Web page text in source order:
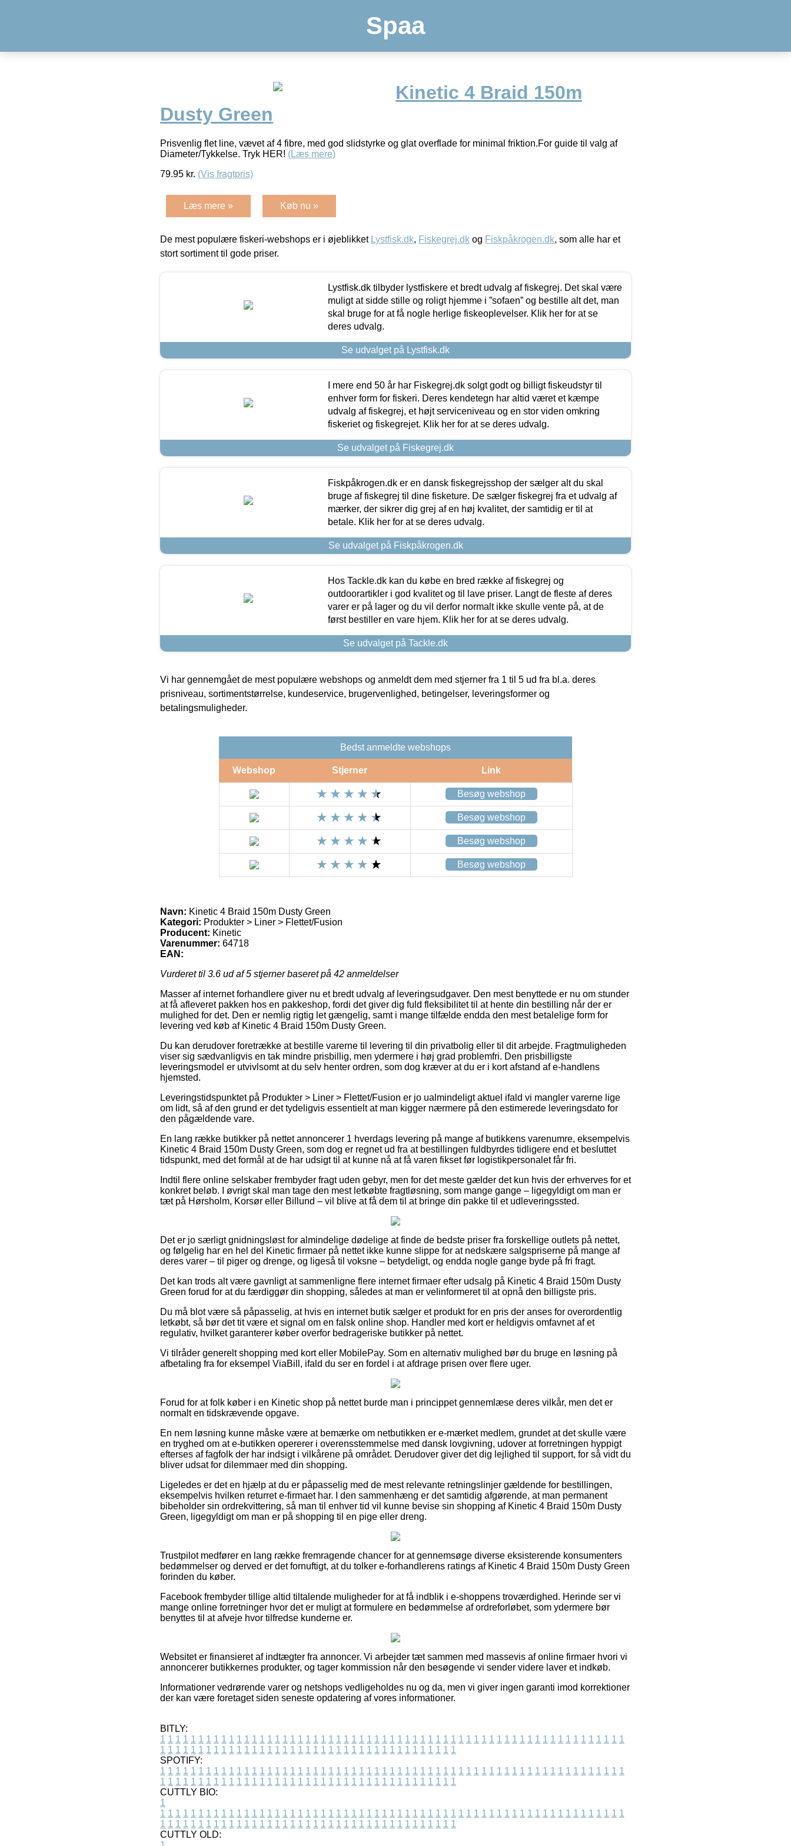
Spaa
Kinetic 4 Braid 150m
Dusty Green
Prisvenlig flet line, vævet af 4 fibre, med god slidstyrke og glat overflade for minimal friktion.For guide til valg af
Diameter/Tykkelse. Tryk HER! (Læs mere)
79.95 kr. (Vis fragtpris)
Læs mere » Køb nu »
De mest populære fiskeri-webshops er i øjeblikket Lystfisk.dk, Fiskegrej.dk og Fiskpåkrogen.dk, som alle har et
stort sortiment til gode priser.
Lystfisk.dk tilbyder lystfiskere et bredt udvalg af fiskegrej. Det skal være
muligt at sidde stille og roligt hjemme i ”sofaen” og bestille alt det, man
skal bruge for at få nogle herlige fiskeoplevelser. Klik her for at se
deres udvalg.
Se udvalget på Lystfisk.dk
I mere end 50 år har Fiskegrej.dk solgt godt og billigt fiskeudstyr til
enhver form for fiskeri. Deres kendetegn har altid været et kæmpe
udvalg af fiskegrej, et højt serviceniveau og en stor viden omkring
fiskeriet og fiskegrejet. Klik her for at se deres udvalg.
Se udvalget på Fiskegrej.dk
Fiskpåkrogen.dk er en dansk fiskegrejsshop der sælger alt du skal
bruge af fiskegrej til dine fisketure. De sælger fiskegrej fra et udvalg af
mærker, der sikrer dig grej af en høj kvalitet, der samtidig er til at
betale. Klik her for at se deres udvalg.
Se udvalget på Fiskpåkrogen.dk
Hos Tackle.dk kan du købe en bred række af fiskegrej og
outdoorartikler i god kvalitet og til lave priser. Langt de fleste af deres
varer er på lager og du vil derfor normalt ikke skulle vente på, at de
først bestiller en vare hjem. Klik her for at se deres udvalg.
Se udvalget på Tackle.dk
Vi har gennemgået de mest populære webshops og anmeldt dem med stjerner fra 1 til 5 ud fra bl.a. deres
prisniveau, sortimentstørrelse, kundeservice, brugervenlighed, betingelser, leveringsformer og
betalingsmuligheder.
Bedst anmeldte webshops
Webshop Stjerner Link
Besøg webshop
Besøg webshop
Besøg webshop
Besøg webshop
Navn: Kinetic 4 Braid 150m Dusty Green
Kategori: Produkter > Liner > Flettet/Fusion
Producent: Kinetic
Varenummer: 64718
EAN:
Vurderet til 3.6 ud af 5 stjerner baseret på 42 anmeldelser
Masser af internet forhandlere giver nu et bredt udvalg af leveringsudgaver. Den mest benyttede er nu om stunder
at få afleveret pakken hos en pakkeshop, fordi det giver dig fuld fleksibilitet til at hente din bestilling når der er
mulighed for det. Den er nemlig rigtig let gængelig, samt i mange tilfælde endda den mest betalelige form for
levering ved køb af Kinetic 4 Braid 150m Dusty Green.
Du kan derudover foretrække at bestille varerne til levering til din privatbolig eller til dit arbejde. Fragtmuligheden
viser sig sædvanligvis en tak mindre prisbillig, men ydermere i høj grad problemfri. Den prisbilligste
leveringsmodel er utvivlsomt at du selv henter ordren, som dog kræver at du er i kort afstand af e-handlens
hjemsted.
Leveringstidspunktet på Produkter > Liner > Flettet/Fusion er jo ualmindeligt aktuel ifald vi mangler varerne lige
om lidt, så af den grund er det tydeligvis essentielt at man kigger nærmere på den estimerede leveringsdato for
den pågældende vare.
En lang række butikker på nettet annoncerer 1 hverdags levering på mange af butikkens varenumre, eksempelvis
Kinetic 4 Braid 150m Dusty Green, som dog er regnet ud fra at bestillingen fuldbyrdes tidligere end et besluttet
tidspunkt, med det formål at de har udsigt til at kunne nå at få varen fikset før logistikpersonalet får fri.
Indtil flere online selskaber frembyder fragt uden gebyr, men for det meste gælder det kun hvis der erhverves for et
konkret beløb. I øvrigt skal man tage den mest letkøbte fragtløsning, som mange gange – ligegyldigt om man er
tæt på Hørsholm, Korsør eller Billund – vil blive at få dem til at bringe din pakke til et udleveringssted.
Det er jo særligt gnidningsløst for almindelige dødelige at finde de bedste priser fra forskellige outlets på nettet,
og følgelig har en hel del Kinetic firmaer på nettet ikke kunne slippe for at nedskære salgspriserne på mange af
deres varer – til piger og drenge, og ligeså til voksne – betydeligt, og endda nogle gange byde på fri fragt.
Det kan trods alt være gavnligt at sammenligne flere internet firmaer efter udsalg på Kinetic 4 Braid 150m Dusty
Green forud for at du færdiggør din shopping, således at man er velinformeret til at opnå den billigste pris.
Du må blot være så påpasselig, at hvis en internet butik sælger et produkt for en pris der anses for overordentlig
letkøbt, så bør det tit være et signal om en falsk online shop. Handler med kort er heldigvis omfavnet af et
regulativ, hvilket garanterer køber overfor bedrageriske butikker på nettet.
Vi tilråder generelt shopping med kort eller MobilePay. Som en alternativ mulighed bør du bruge en løsning på
afbetaling fra for eksempel ViaBill, ifald du ser en fordel i at afdrage prisen over flere uger.
Forud for at folk køber i en Kinetic shop på nettet burde man i princippet gennemlæse deres vilkår, men det er
normalt en tidskrævende opgave.
En nem løsning kunne måske være at bemærke om netbutikken er e-mærket medlem, grundet at det skulle være
en tryghed om at e-butikken opererer i overensstemmelse med dansk lovgivning, udover at forretningen hyppigt
efterses af fagfolk der har indsigt i vilkårene på området. Derudover giver det dig lejlighed til support, for så vidt du
bliver udsat for dilemmaer med din shopping.
Ligeledes er det en hjælp at du er påpasselig med de mest relevante retningslinjer gældende for bestillingen,
eksempelvis hvilken returret e-firmaet har. I den sammenhæng er det samtidig afgørende, at man permanent
bibeholder sin ordrekvittering, så man til enhver tid vil kunne bevise sin shopping af Kinetic 4 Braid 150m Dusty
Green, ligegyldigt om man er på shopping til en pige eller dreng.
Trustpilot medfører en lang række fremragende chancer for at gennemsøge diverse eksisterende konsumenters
bedømmelser og derved er det fornuftigt, at du tolker e-forhandlerens ratings af Kinetic 4 Braid 150m Dusty Green
forinden du køber.
Facebook frembyder tillige altid tiltalende muligheder for at få indblik i e-shoppens troværdighed. Herinde ser vi
mange online forretninger hvor det er muligt at formulere en bedømmelse af ordreforløbet, som ydermere bør
benyttes til at afveje hvor tilfredse kunderne er.
Websitet er finansieret af indtægter fra annoncer. Vi arbejder tæt sammen med massevis af online firmaer hvori vi
annoncerer butikkernes produkter, og tager kommission når den besøgende vi sender videre laver et indkøb.
Informationer vedrørende varer og netshops vedligeholdes nu og da, men vi giver ingen garanti imod korrektioner
der kan være foretaget siden seneste opdatering af vores informationer.
BITLY:
1 1 1 1 1 1 1 1 1 1 1 1 1 1 1 1 1 1 1 1 1 1 1 1 1 1 1 1 1 1 1 1 1 1 1 1 1 1 1 1 1 1 1 1 1 1 1 1 1 1 1 1 1 1 1 1 1 1 1 1 1
1 1 1 1 1 1 1 1 1 1 1 1 1 1 1 1 1 1 1 1 1 1 1 1 1 1 1 1 1 1 1 1 1 1 1 1 1 1 1
SPOTIFY:
1 1 1 1 1 1 1 1 1 1 1 1 1 1 1 1 1 1 1 1 1 1 1 1 1 1 1 1 1 1 1 1 1 1 1 1 1 1 1 1 1 1 1 1 1 1 1 1 1 1 1 1 1 1 1 1 1 1 1 1 1
1 1 1 1 1 1 1 1 1 1 1 1 1 1 1 1 1 1 1 1 1 1 1 1 1 1 1 1 1 1 1 1 1 1 1 1 1 1 1
CUTTLY BIO:
1
1 1 1 1 1 1 1 1 1 1 1 1 1 1 1 1 1 1 1 1 1 1 1 1 1 1 1 1 1 1 1 1 1 1 1 1 1 1 1 1 1 1 1 1 1 1 1 1 1 1 1 1 1 1 1 1 1 1 1 1 1
1 1 1 1 1 1 1 1 1 1 1 1 1 1 1 1 1 1 1 1 1 1 1 1 1 1 1 1 1 1 1 1 1 1 1 1 1 1 1
CUTTLY OLD: